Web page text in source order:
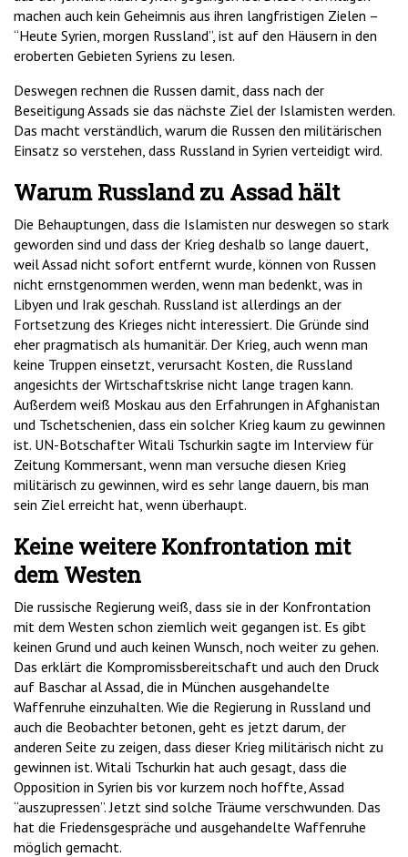
machen auch kein Geheimnis aus ihren langfristigen Zielen –
“Heute Syrien, morgen Russland”, ist auf den Häusern in den
eroberten Gebieten Syriens zu lesen.
Deswegen rechnen die Russen damit, dass nach der
Beseitigung Assads sie das nächste Ziel der Islamisten werden.
Das macht verständlich, warum die Russen den militärischen
Einsatz so verstehen, dass Russland in Syrien verteidigt wird.
Warum Russland zu Assad hält
Die Behauptungen, dass die Islamisten nur deswegen so stark
geworden sind und dass der Krieg deshalb so lange dauert,
weil Assad nicht sofort entfernt wurde, können von Russen
nicht ernstgenommen werden, wenn man bedenkt, was in
Libyen und Irak geschah. Russland ist allerdings an der
Fortsetzung des Krieges nicht interessiert. Die Gründe sind
eher pragmatisch als humanitär. Der Krieg, auch wenn man
keine Truppen einsetzt, verursacht Kosten, die Russland
angesichts der Wirtschaftskrise nicht lange tragen kann.
Außerdem weiß Moskau aus den Erfahrungen in Afghanistan
und Tschetschenien, dass ein solcher Krieg kaum zu gewinnen
ist. UN-Botschafter Witali Tschurkin sagte im Interview für
Zeitung Kommersant, wenn man versuche diesen Krieg
militärisch zu gewinnen, wird es sehr lange dauern, bis man
sein Ziel erreicht hat, wenn überhaupt.
Keine weitere Konfrontation mit
dem Westen
Die russische Regierung weiß, dass sie in der Konfrontation
mit dem Westen schon ziemlich weit gegangen ist. Es gibt
keinen Grund und auch keinen Wunsch, noch weiter zu gehen.
Das erklärt die Kompromissbereitschaft und auch den Druck
auf Baschar al Assad, die in München ausgehandelte
Waffenruhe einzuhalten. Wie die Regierung in Russland und
auch die Beobachter betonen, geht es jetzt darum, der
anderen Seite zu zeigen, dass dieser Krieg militärisch nicht zu
gewinnen ist. Witali Tschurkin hat auch gesagt, dass die
Opposition in Syrien bis vor kurzem noch hoffte, Assad
“auszupressen”. Jetzt sind solche Träume verschwunden. Das
hat die Friedensgespräche und ausgehandelte Waffenruhe
möglich gemacht.